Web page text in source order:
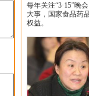
每年关注“3·15”晚
大事，国家食品药
权益。